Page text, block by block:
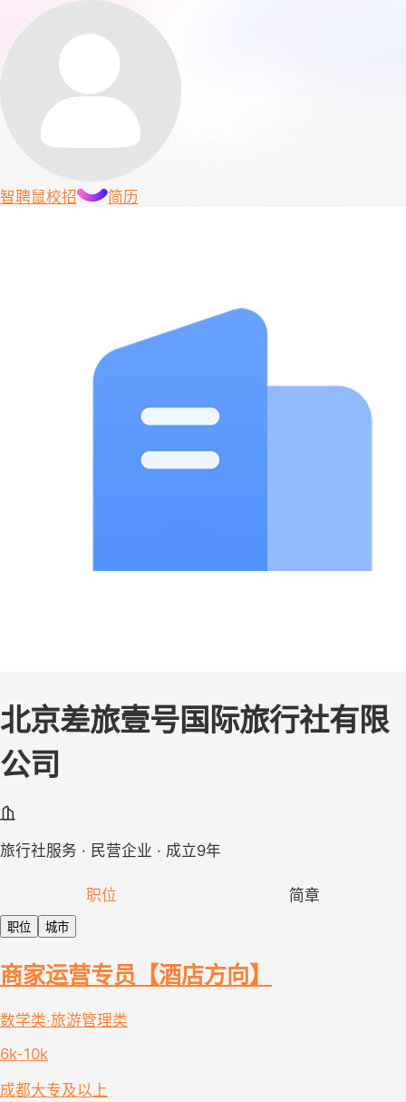
智聘鼠校招 简历
北京差旅壹号国际旅行社有限
公司
旅行社服务 · 民营企业 · 成立9年
职位 简章
职位 城市
商家运营专员【酒店方向】
数学类·旅游管理类
6k-10k
成都大专及以上